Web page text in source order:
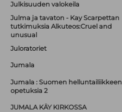
Julkisuuden valokeila
Julma ja tavaton - Kay Scarpettan
tutkimuksia Alkuteos:Cruel and
unusual
Juloratoriet
Jumala
Jumala : Suomen helluntailiikkeen
opetuksia 2
JUMALA KÄY KIRKOSSA